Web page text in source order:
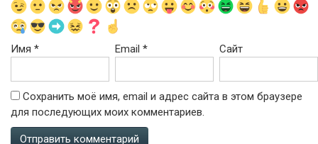
Имя * Email* Сайт
Сохранить моё имя, email и адрес сайта в этом браузере
для последующих моих комментариев.